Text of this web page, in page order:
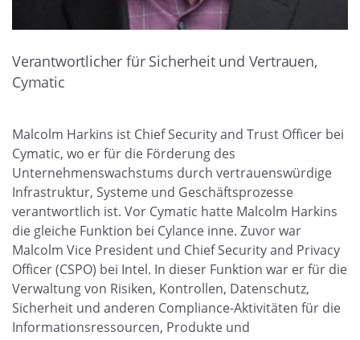
Verantwortlicher für Sicherheit und Vertrauen,
Cymatic
Malcolm Harkins ist Chief Security and Trust Officer bei
Cymatic, wo er für die Förderung des
Unternehmenswachstums durch vertrauenswürdige
Infrastruktur, Systeme und Geschäftsprozesse
verantwortlich ist. Vor Cymatic hatte Malcolm Harkins
die gleiche Funktion bei Cylance inne. Zuvor war
Malcolm Vice President und Chief Security and Privacy
Officer (CSPO) bei Intel. In dieser Funktion war er für die
Verwaltung von Risiken, Kontrollen, Datenschutz,
Sicherheit und anderen Compliance-Aktivitäten für die
Informationsressourcen, Produkte und